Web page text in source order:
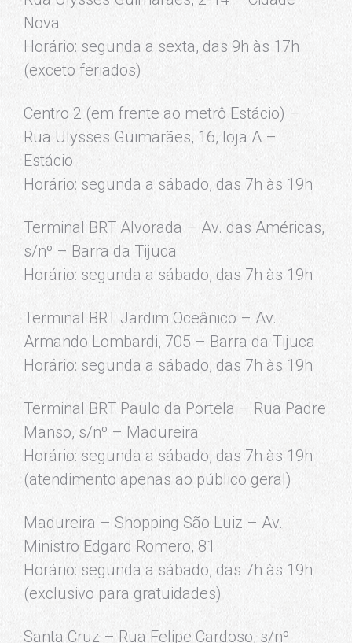
Nova
Horário: segunda a sexta, das 9h às 17h
(exceto feriados)
Centro 2 (em frente ao metrô Estácio) –
Rua Ulysses Guimarães, 16, loja A –
Estácio
Horário: segunda a sábado, das 7h às 19h
Terminal BRT Alvorada – Av. das Américas,
s/nº – Barra da Tijuca
Horário: segunda a sábado, das 7h às 19h
Terminal BRT Jardim Oceânico – Av.
Armando Lombardi, 705 – Barra da Tijuca
Horário: segunda a sábado, das 7h às 19h
Terminal BRT Paulo da Portela – Rua Padre
Manso, s/nº – Madureira
Horário: segunda a sábado, das 7h às 19h
(atendimento apenas ao público geral)
Madureira – Shopping São Luiz – Av.
Ministro Edgard Romero, 81
Horário: segunda a sábado, das 7h às 19h
(exclusivo para gratuidades)
Santa Cruz – Rua Felipe Cardoso, s/nº